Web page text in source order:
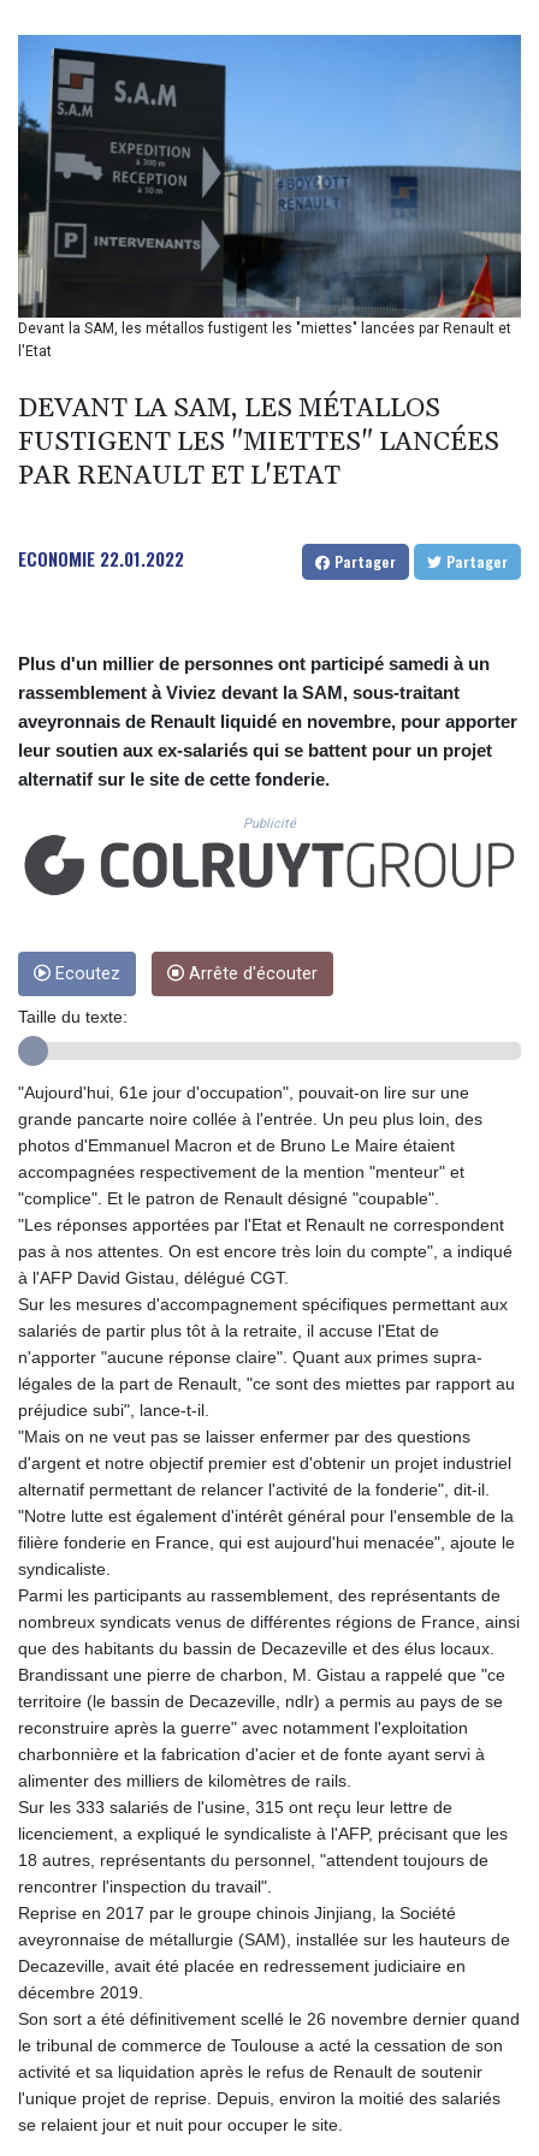
BMD 1.156149
BTN 110.002458
BWP 15.603659
BYN 3.442252
BYR 22660.520413
BZD 2.324924
CAD 1.611493
CDF 2615.791646
CLP 1056.362238
CNY 7.801236
CNH 7.796982
COP 3648.921861
CUC 1.156149
CUP 30.637949
DKK 7.476127
DOP 67.346134
DZD 153.688915
EGP 57.556612
ERN 17.342235
FJD 2.553413
FKP 0.859298
GBP 0.856793
GHS 13.596763
GIP 0.859298
GNF 10145.207892
GYD 241.852202
HKD 9.070596
HNL 30.984681
HRK 7.533703
HTG 151.152612
HUF 363.337748
IDR 20582.920659
ILS 3.468274
IMP 0.859298
INR 110.065674
IQD 1514.334158
IRR
ISK 142.611425
JEP 0.859298
JMD 183.585438
JOD 0.819755
JPY 182.105612
KGS 101.105674
KHR 4685.298214
KMF 492.519879
KRW 1629.419037
KWD 0.356776
KYD 0.963357
KZT 541.790653
LAK 26108.739178
LBP
103533.143415
LKR 387.749774
LRD 209.899292
LSL 18.780552
LTL 3.413808
LVL 0.699343
MAD 10.774363
MDL 20.102535
MGA 4933.054837
MKD 61.708483
MMK 2427.395773
Devant la SAM, les métallos fustigent les "miettes" lancées par Renault et
l'Etat
DEVANT LA SAM, LES MÉTALLOS
FUSTIGENT LES "MIETTES" LANCÉES
PAR RENAULT ET L'ETAT
ECONOMIE 22.01.2022 Partager Partager
Plus d'un millier de personnes ont participé samedi à un
rassemblement à Viviez devant la SAM, sous-traitant
aveyronnais de Renault liquidé en novembre, pour apporter
leur soutien aux ex-salariés qui se battent pour un projet
alternatif sur le site de cette fonderie.
Publicité
Ecoutez Arrête d'écouter
Taille du texte:
"Aujourd'hui, 61e jour d'occupation", pouvait-on lire sur une
grande pancarte noire collée à l'entrée. Un peu plus loin, des
photos d'Emmanuel Macron et de Bruno Le Maire étaient
accompagnées respectivement de la mention "menteur" et
"complice". Et le patron de Renault désigné "coupable".
"Les réponses apportées par l'Etat et Renault ne correspondent
pas à nos attentes. On est encore très loin du compte", a indiqué
à l'AFP David Gistau, délégué CGT.
Sur les mesures d'accompagnement spécifiques permettant aux
salariés de partir plus tôt à la retraite, il accuse l'Etat de
n'apporter "aucune réponse claire". Quant aux primes supra-
légales de la part de Renault, "ce sont des miettes par rapport au
préjudice subi", lance-t-il.
"Mais on ne veut pas se laisser enfermer par des questions
d'argent et notre objectif premier est d'obtenir un projet industriel
alternatif permettant de relancer l'activité de la fonderie", dit-il.
"Notre lutte est également d'intérêt général pour l'ensemble de la
filière fonderie en France, qui est aujourd'hui menacée", ajoute le
syndicaliste.
Parmi les participants au rassemblement, des représentants de
nombreux syndicats venus de différentes régions de France, ainsi
que des habitants du bassin de Decazeville et des élus locaux.
Brandissant une pierre de charbon, M. Gistau a rappelé que "ce
territoire (le bassin de Decazeville, ndlr) a permis au pays de se
reconstruire après la guerre" avec notamment l'exploitation
charbonnière et la fabrication d'acier et de fonte ayant servi à
alimenter des milliers de kilomètres de rails.
Sur les 333 salariés de l'usine, 315 ont reçu leur lettre de
licenciement, a expliqué le syndicaliste à l'AFP, précisant que les
18 autres, représentants du personnel, "attendent toujours de
rencontrer l'inspection du travail".
Reprise en 2017 par le groupe chinois Jinjiang, la Société
aveyronnaise de métallurgie (SAM), installée sur les hauteurs de
Decazeville, avait été placée en redressement judiciaire en
décembre 2019.
Son sort a été définitivement scellé le 26 novembre dernier quand
le tribunal de commerce de Toulouse a acté la cessation de son
activité et sa liquidation après le refus de Renault de soutenir
l'unique projet de reprise. Depuis, environ la moitié des salariés
se relaient jour et nuit pour occuper le site.